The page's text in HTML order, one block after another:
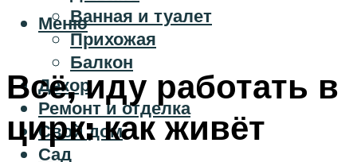
Ванная и туалет
Прихожая
Балкон
Декор
Ремонт и отделка
Свой дом
Сад
Меню
Всё, иду работать в
цирк: как живёт